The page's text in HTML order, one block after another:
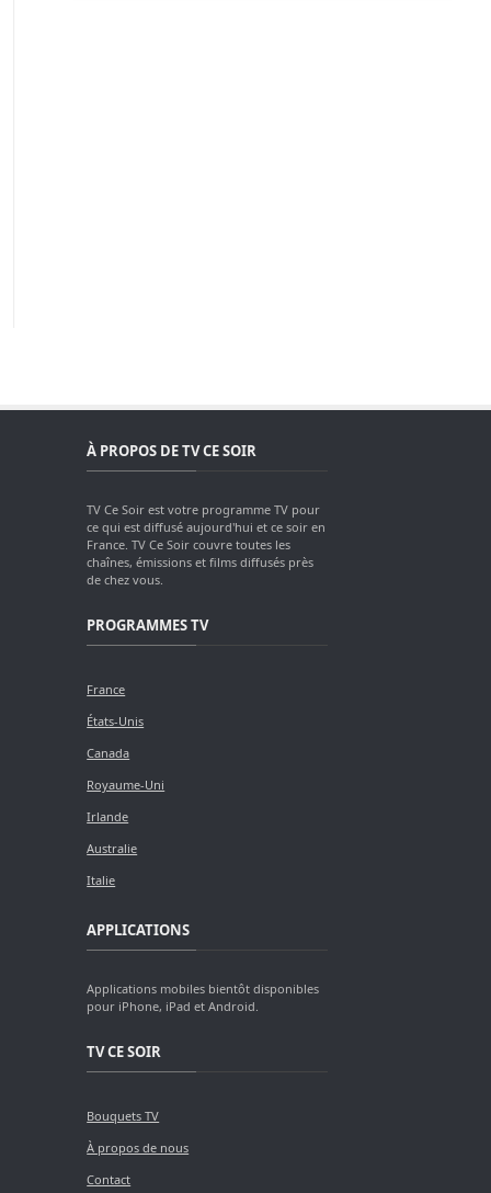
À PROPOS DE TV CE SOIR
TV Ce Soir est votre programme TV pour
ce qui est diffusé aujourd'hui et ce soir en
France. TV Ce Soir couvre toutes les
chaînes, émissions et films diffusés près
de chez vous.
PROGRAMMES TV
France
États-Unis
Canada
Royaume-Uni
Irlande
Australie
Italie
APPLICATIONS
Applications mobiles bientôt disponibles
pour iPhone, iPad et Android.
TV CE SOIR
Bouquets TV
À propos de nous
Contact